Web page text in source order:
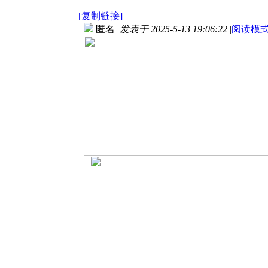
[复制链接]
匿名 发表于 2025-5-13 19:06:22 |阅读模